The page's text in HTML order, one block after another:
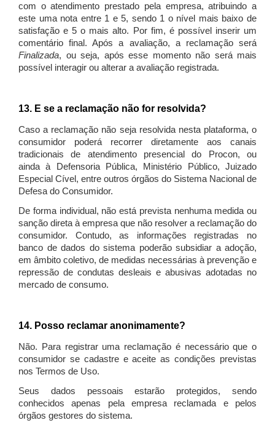
com o atendimento prestado pela empresa, atribuindo a
este uma nota entre 1 e 5, sendo 1 o nível mais baixo de
satisfação e 5 o mais alto. Por fim, é possível inserir um
comentário final. Após a avaliação, a reclamação será
Finalizada, ou seja, após esse momento não será mais
possível interagir ou alterar a avaliação registrada.
13. E se a reclamação não for resolvida?
Caso a reclamação não seja resolvida nesta plataforma, o
consumidor poderá recorrer diretamente aos canais
tradicionais de atendimento presencial do Procon, ou
ainda à Defensoria Pública, Ministério Público, Juizado
Especial Cível, entre outros órgãos do Sistema Nacional de
Defesa do Consumidor.
De forma individual, não está prevista nenhuma medida ou
sanção direta à empresa que não resolver a reclamação do
consumidor. Contudo, as informações registradas no
banco de dados do sistema poderão subsidiar a adoção,
em âmbito coletivo, de medidas necessárias à prevenção e
repressão de condutas desleais e abusivas adotadas no
mercado de consumo.
14. Posso reclamar anonimamente?
Não. Para registrar uma reclamação é necessário que o
consumidor se cadastre e aceite as condições previstas
nos Termos de Uso.
Seus dados pessoais estarão protegidos, sendo
conhecidos apenas pela empresa reclamada e pelos
órgãos gestores do sistema.